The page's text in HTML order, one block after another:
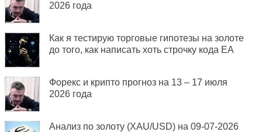
2026 года
Как я тестирую торговые гипотезы на золоте
до того, как написать хоть строчку кода EA
Форекс и крипто прогноз на 13 – 17 июля
2026 года
Анализ по золоту (XAU/USD) на 09-07-2026